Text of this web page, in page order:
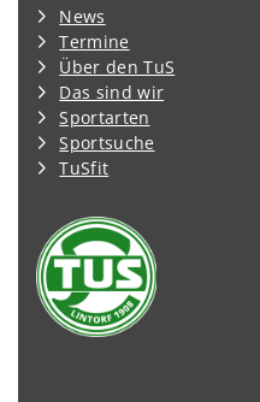
News
Termine
Über den TuS
Das sind wir
Sportarten
Sportsuche
TuSfit